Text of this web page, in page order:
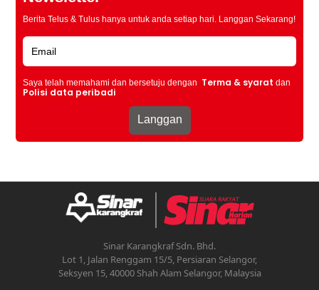
Berita Telus & Tulus hanya untuk anda setiap hari. Langgan Sekarang!
Saya telah memahami dan bersetuju dengan Terma & syarat dan
Polisi data peribadi
Sinar Karangkraf Sdn. Bhd.
Lot 1, Jalan Renggam 15/5, Persiaran Selangor,
Seksyen 15, 40000 Shah Alam Selangor, Malaysia